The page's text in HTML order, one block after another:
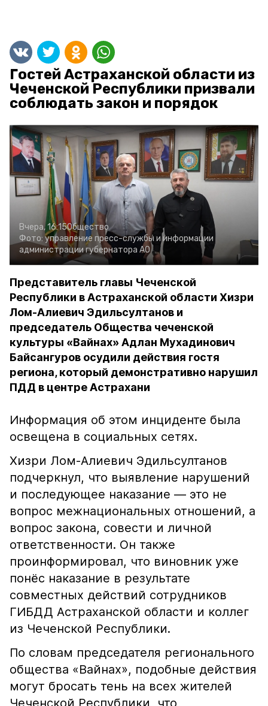
Гостей Астраханской области из
Чеченской Республики призвали
соблюдать закон и порядок
Вчера, 16:15Общество
Фото: управление пресс-службы и информации
администрации губернатора АО
Представитель главы Чеченской
Республики в Астраханской области Хизри
Лом-Алиевич Эдильсултанов и
председатель Общества чеченской
культуры «Вайнах» Адлан Мухадинович
Байсангуров осудили действия гостя
региона, который демонстративно нарушил
ПДД в центре Астрахани
Информация об этом инциденте была
освещена в социальных сетях.
Хизри Лом-Алиевич Эдильсултанов
подчеркнул, что выявление нарушений
и последующее наказание — это не
вопрос межнациональных отношений, а
вопрос закона, совести и личной
ответственности. Он также
проинформировал, что виновник уже
понёс наказание в результате
совместных действий сотрудников
ГИБДД Астраханской области и коллег
из Чеченской Республики.
По словам председателя регионального
общества «Вайнах», подобные действия
могут бросать тень на всех жителей
Чеченской Республики, что